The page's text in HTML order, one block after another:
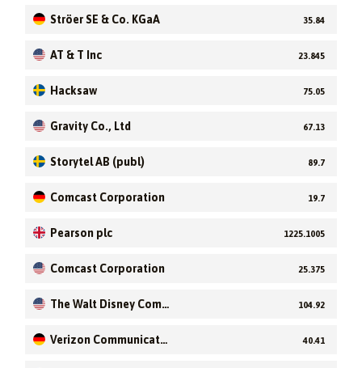
Ströer SE & Co. KGaA 35.84
AT & T Inc 23.845
Hacksaw 75.05
Gravity Co., Ltd 67.13
Storytel AB (publ) 89.7
Comcast Corporation 19.7
Pearson plc 1225.1005
Comcast Corporation 25.375
The Walt Disney Comp
104.92
Verizon Communicati
40.41